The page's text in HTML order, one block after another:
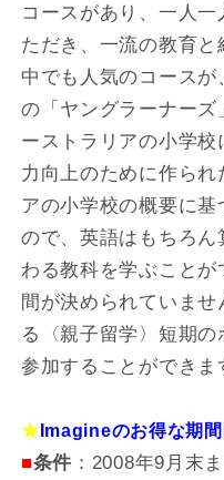
コースがあり、一人
ただき、一流の教育と
中でも人気のコース
の「ヤングラーナー
ーストラリアの小学
力向上のために作られ
アの小学校の概要に
ので、英語はもちろ
わる教科を学ぶこと
間が決められていま
る〈親子留学〉短期
参加することができま
★ Imagineのお得な期
■条件 ：2008年9月末